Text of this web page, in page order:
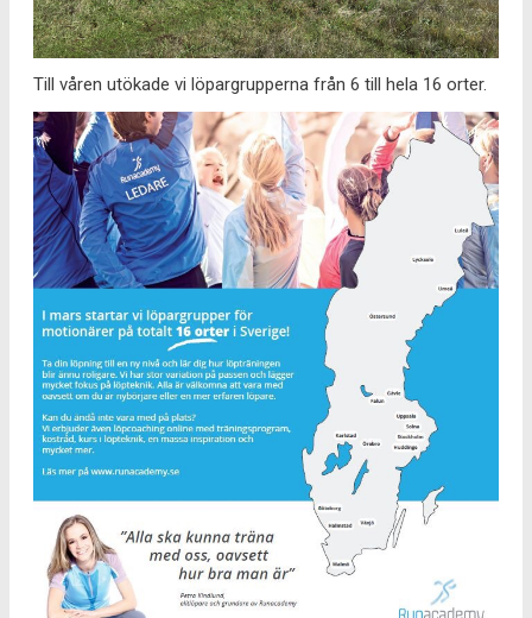
Till våren utökade vi löpargrupperna från 6 till hela 16 orter.